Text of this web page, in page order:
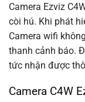
Camera Ezviz
còi hú. Khi phát
Camera wifi
thanh cảnh báo.
tức nhận được
Camera C4W